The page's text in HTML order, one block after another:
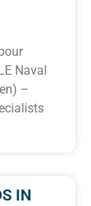
Naval
–
IN